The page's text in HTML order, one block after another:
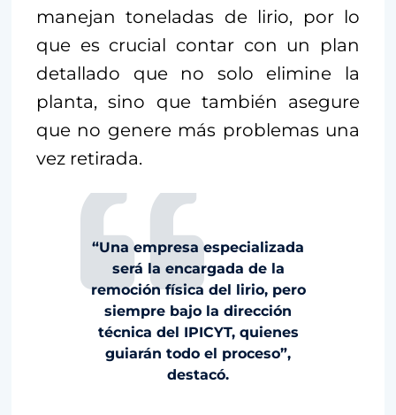
manejan toneladas de lirio, por lo
que es crucial contar con un plan
detallado que no solo elimine la
planta, sino que también asegure
que no genere más problemas una
vez retirada.
“Una empresa especializada
será la encargada de la
remoción física del lirio, pero
siempre bajo la dirección
técnica del IPICYT, quienes
guiarán todo el proceso”,
destacó.